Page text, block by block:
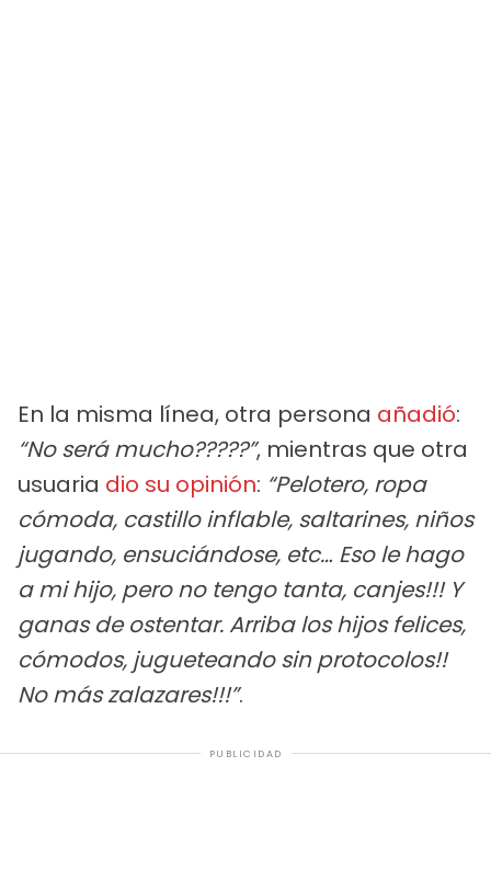
En la misma línea, otra persona añadió:
“No será mucho?????”, mientras que otra
usuaria dio su opinión: “Pelotero, ropa
cómoda, castillo inflable, saltarines, niños
jugando, ensuciándose, etc… Eso le hago
a mi hijo, pero no tengo tanta, canjes!!! Y
ganas de ostentar. Arriba los hijos felices,
cómodos, jugueteando sin protocolos!!
No más zalazares!!!”.
PUBLICIDAD